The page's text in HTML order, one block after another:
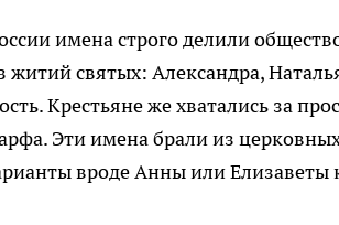
имена строго делили
житий святых: Александра,
Крестьяне же хватались за
Эти имена брали из
вроде Анны или Елизаветы